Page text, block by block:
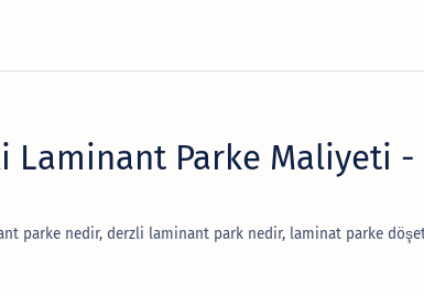
Laminant Parke Maliyeti -
parke nedir, derzli laminant park nedir, laminat parke